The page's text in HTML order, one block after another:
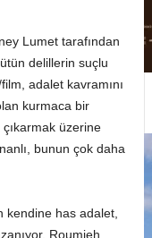
Lumet tarafından
delillerin suçlu
adalet kavramını
kurmaca bir
üzerine
bunun çok daha
kendine has adalet,
Roumieh